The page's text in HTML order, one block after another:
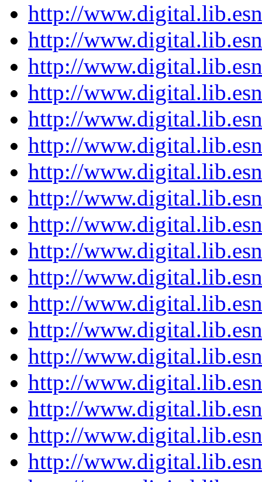
http://
http://
http://
http://
http://
http://
http://
http://
http://
http://
http://
http://
http://
http://
http://
http://
http://
http://